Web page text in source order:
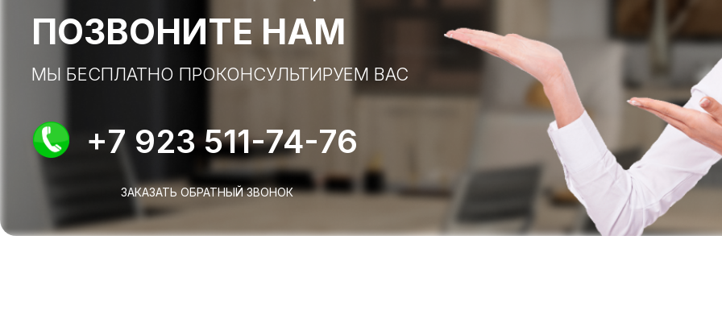
ПОЗВОНИТЕ НАМ
МЫ БЕСПЛАТНО ПРОКОНСУЛЬТИРУЕМ ВАС
+7 923 511-74-76
ЗАКАЗАТЬ ОБРАТНЫЙ ЗВОНОК